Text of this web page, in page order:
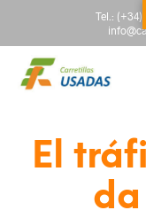
Tel.: (+34)
El